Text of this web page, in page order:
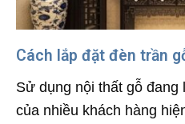
Cách lắp đặt đèn trần
Sử dụng nội thất gỗ
của nhiều khách hàng